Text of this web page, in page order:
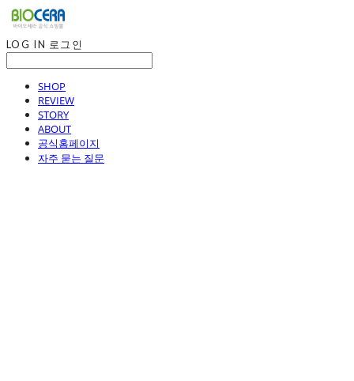
LOG IN 로그인
SHOP
REVIEW
STORY
ABOUT
공식홈페이지
자주 묻는 질문